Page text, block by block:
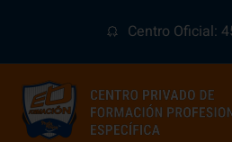
Centro Oficial: